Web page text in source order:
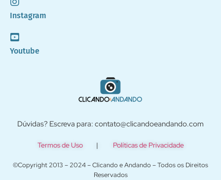
Instagram
Youtube
Dúvidas? Escreva para: contato@clicandoeandando.com
Termos de Uso| Políticas de Privacidade
©Copyright 2013 – 2024 – Clicando e Andando – Todos os Direitos
Reservados